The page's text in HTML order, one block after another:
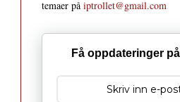
temaer på iptrollet@gmail.com
Få oppdateringer